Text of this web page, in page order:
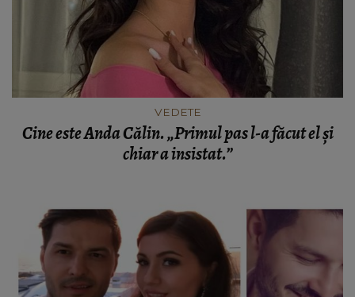
VEDETE
Cine este Anda Călin. „Primul pas l-a făcut el și
chiar a insistat.”